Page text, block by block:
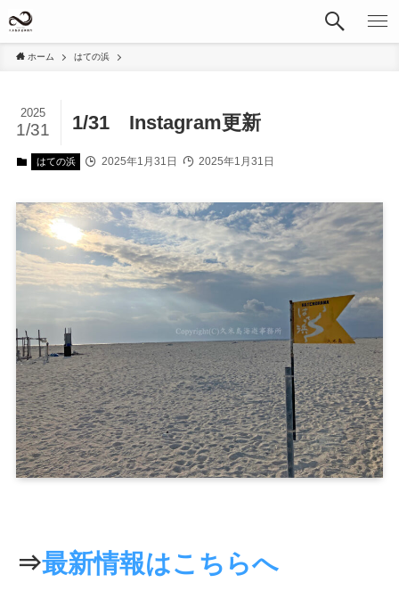
ホーム はての浜
1/31 Instagram更新
2025
1/31
はての浜 2025年1月31日 2025年1月31日
⇒最新情報はこちらへ